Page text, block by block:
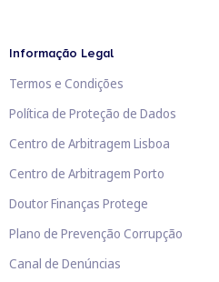
Informação Legal
Termos e Condições
Política de Proteção de Dados
Centro de Arbitragem Lisboa
Centro de Arbitragem Porto
Doutor Finanças Protege
Plano de Prevenção Corrupção
Canal de Denúncias